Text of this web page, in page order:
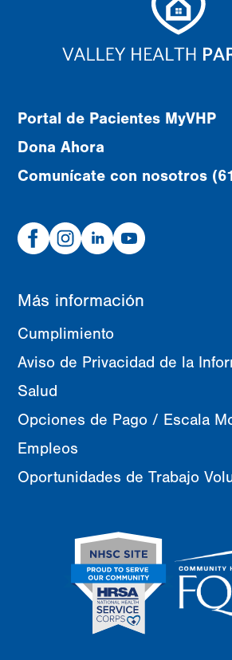
Portal de Pacientes MyVHP
Dona Ahora
Comunícate con nosotros
FacebookInstagramLinked
In
Youtube
Más información
Cumplimiento
Aviso de Privacidad de la
Salud
Opciones de Pago / Escala
Empleos
Oportunidades de Trabajo